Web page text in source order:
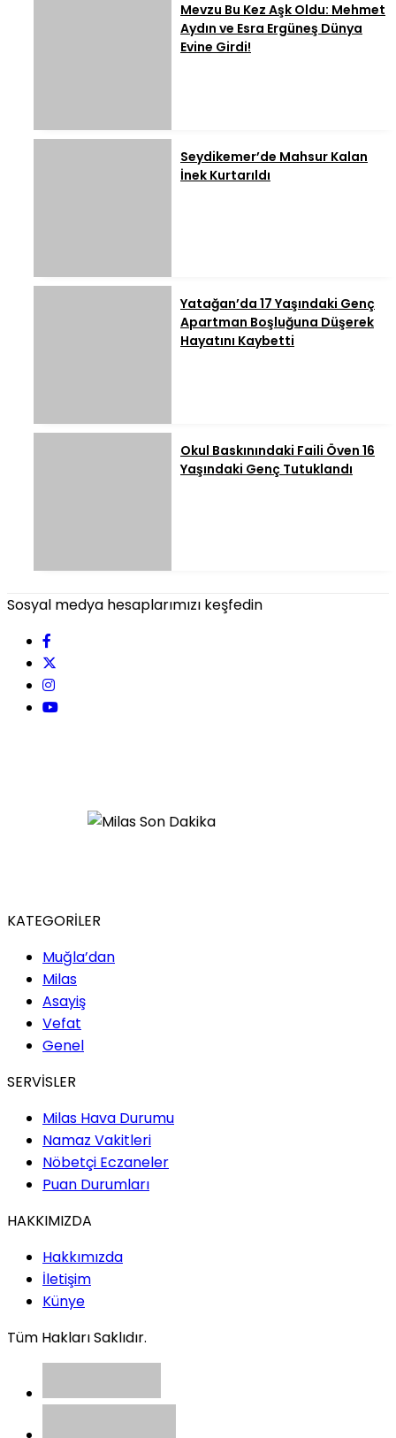
Mevzu Bu Kez Aşk Oldu: Mehmet
Aydın ve Esra Ergüneş Dünya
Evine Girdi!
Seydikemer’de Mahsur Kalan
İnek Kurtarıldı
Yatağan’da 17 Yaşındaki Genç
Apartman Boşluğuna Düşerek
Hayatını Kaybetti
Okul Baskınındaki Faili Öven 16
Yaşındaki Genç Tutuklandı
Sosyal medya hesaplarımızı keşfedin
KATEGORİLER
Muğla’dan
Milas
Asayiş
Vefat
Genel
SERVİSLER
Milas Hava Durumu
Namaz Vakitleri
Nöbetçi Eczaneler
Puan Durumları
HAKKIMIZDA
Hakkımızda
İletişim
Künye
Tüm Hakları Saklıdır.